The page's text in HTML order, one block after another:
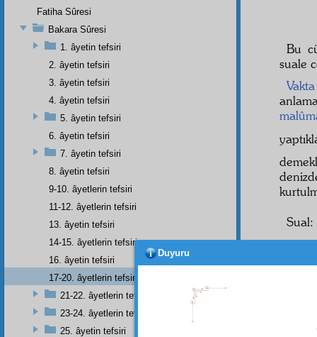
Bu
suale
neye
Fatiha Sûresi
Bakara Sûresi
1. âyetin tefsiri
2. âyetin tefsiri
3. âyetin tefsiri
4. âyetin tefsiri
5. âyetin tefsiri
6. âyetin tefsiri
7. âyetin tefsiri
8. âyetin tefsiri
9-10. âyetlerin tefsiri
11-12. âyetlerin tefsiri
13. âyetin tefsiri
14-15. âyetlerin tefsiri
16. âyetin tefsiri
17-20. âyetlerin tefsiri
21-22. âyetlerin tefsiri
23-24. âyetlerin tefsiri
25. âyetin tefsiri
Duyuru